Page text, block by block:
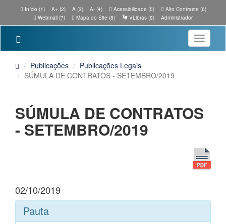
Início (1) A+ (2) A (3) A- (4) Acessibilidade (5)
Alto Contraste (6)
Webmail (7)
Mapa do Site (8) VLibras (9) Administrador
Toggle
Publicações
Publicações Legais
SÚMULA DE CONTRATOS - SETEMBRO/2019
SÚMULA DE CONTRATOS
- SETEMBRO/2019
02/10/2019
Pauta